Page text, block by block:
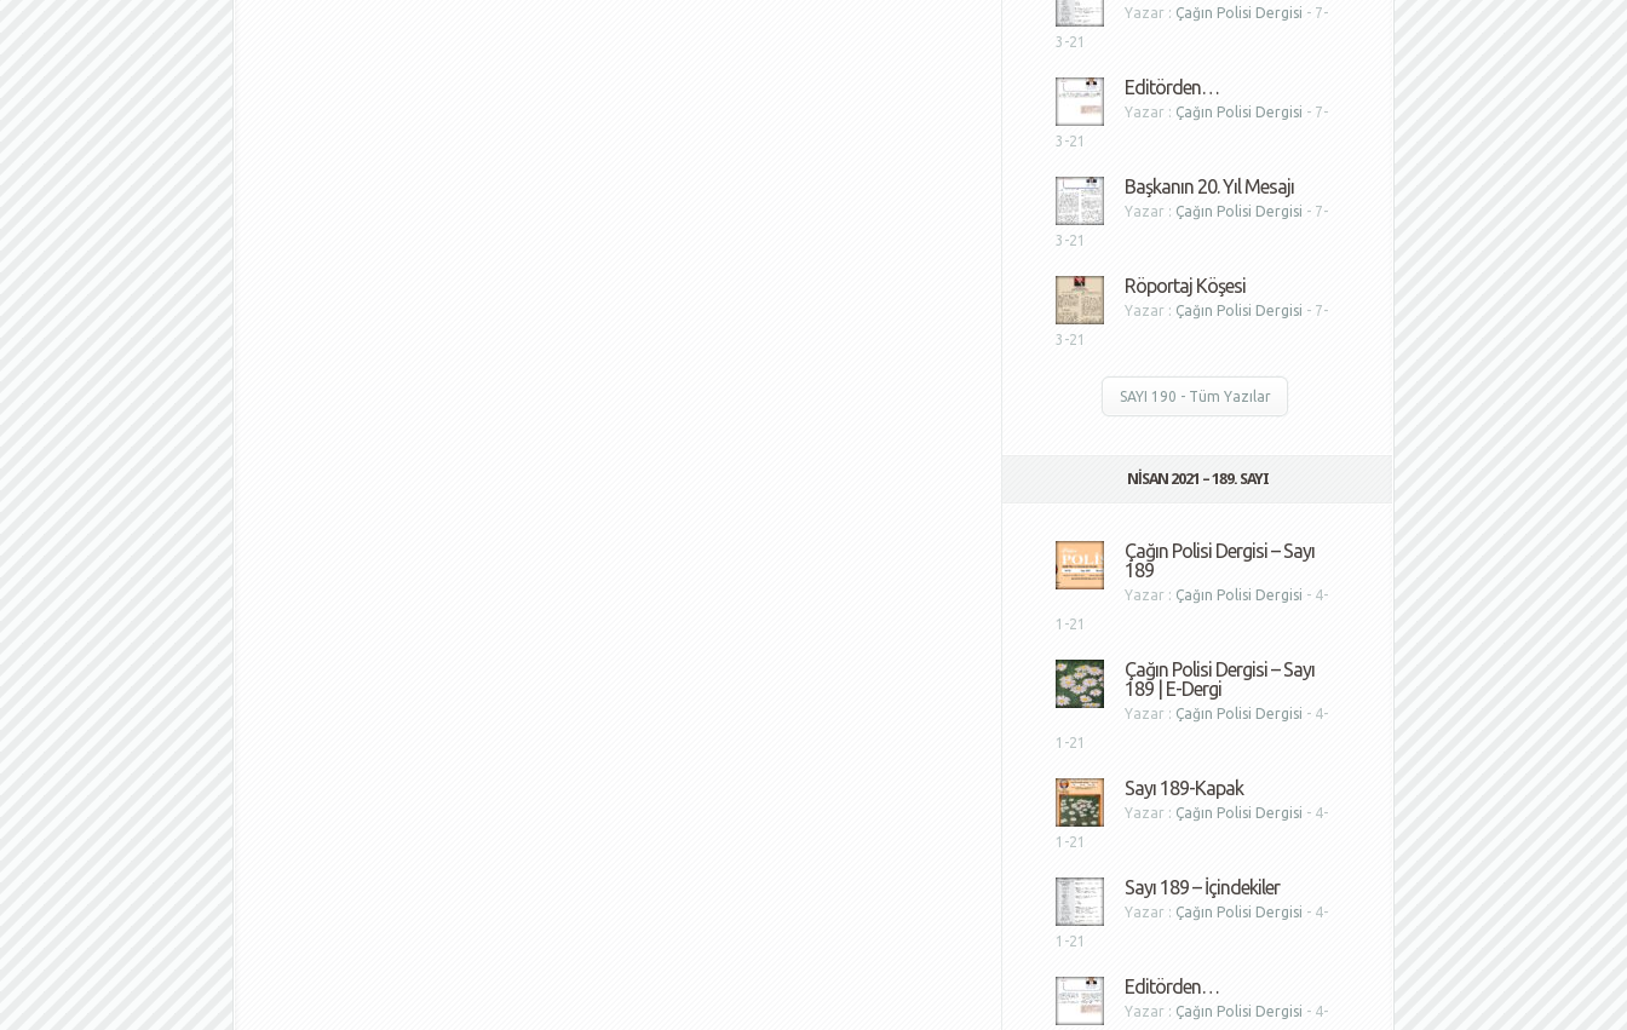
Yazar : Çağın Polisi Dergisi - 7-
3-21
Editörden…
Yazar : Çağın Polisi Dergisi - 7-
3-21
Başkanın 20. Yıl Mesajı
Yazar : Çağın Polisi Dergisi - 7-
3-21
Röportaj Köşesi
Yazar : Çağın Polisi Dergisi - 7-
3-21
SAYI 190 - Tüm Yazılar
NISAN 2021 – 189. SAYI
Çağın Polisi Dergisi – Sayı
189
Yazar : Çağın Polisi Dergisi - 4-
1-21
Çağın Polisi Dergisi – Sayı
189 | E-Dergi
Yazar : Çağın Polisi Dergisi - 4-
1-21
Sayı 189-Kapak
Yazar : Çağın Polisi Dergisi - 4-
1-21
Sayı 189 – İçindekiler
Yazar : Çağın Polisi Dergisi - 4-
1-21
Editörden…
Yazar : Çağın Polisi Dergisi - 4-